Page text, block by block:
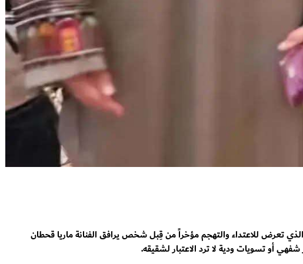
تعرض للاعتداء والتهجم مؤخراً من قِبل شخص يرافق الفنانة ماريا قحطان
أو تسويات ودية لا ترد الاعتبار لشقيقه.